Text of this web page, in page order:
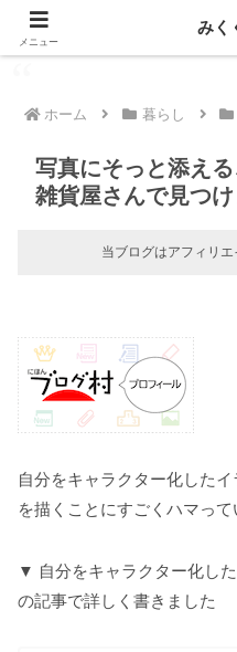
新しい記事は
ホーム 暮らし
写真にそっと添え
雑貨屋さんで見つけ
当ブログはアフィリ
自分をキャラクター化した
を描くことにすごくハマって
▼ 自分をキャラクター化し
の記事で詳しく書きました
メニュー
みく